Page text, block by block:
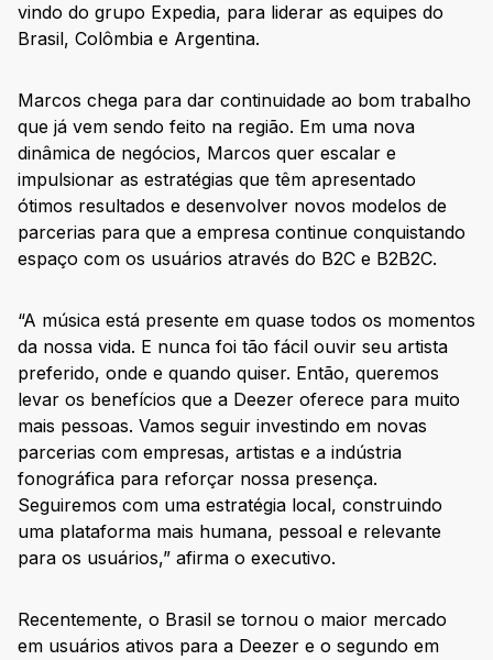
vindo do grupo Expedia, para liderar as equipes do
Brasil, Colômbia e Argentina.
Marcos chega para dar continuidade ao bom trabalho
que já vem sendo feito na região. Em uma nova
dinâmica de negócios, Marcos quer escalar e
impulsionar as estratégias que têm apresentado
ótimos resultados e desenvolver novos modelos de
parcerias para que a empresa continue conquistando
espaço com os usuários através do B2C e B2B2C.
“A música está presente em quase todos os momentos
da nossa vida. E nunca foi tão fácil ouvir seu artista
preferido, onde e quando quiser. Então, queremos
levar os benefícios que a Deezer oferece para muito
mais pessoas. Vamos seguir investindo em novas
parcerias com empresas, artistas e a indústria
fonográfica para reforçar nossa presença.
Seguiremos com uma estratégia local, construindo
uma plataforma mais humana, pessoal e relevante
para os usuários,” afirma o executivo.
Recentemente, o Brasil se tornou o maior mercado
em usuários ativos para a Deezer e o segundo em